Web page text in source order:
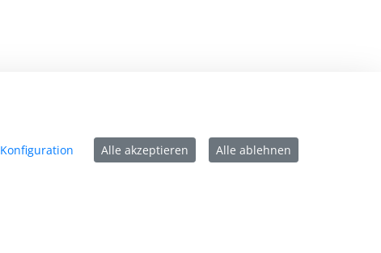
Kontakt
Barrierefreiheit
Konfiguration Alle akzeptieren Alle ablehnen